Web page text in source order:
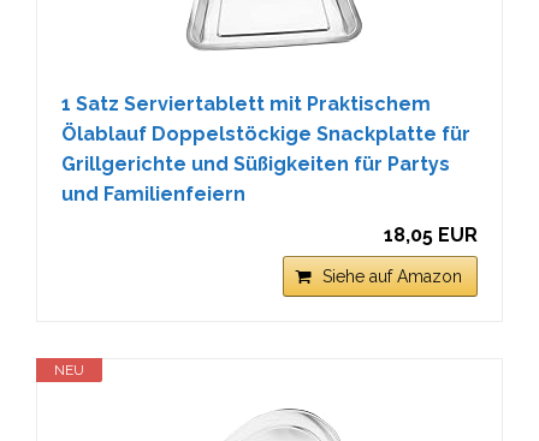
1 Satz Serviertablett mit Praktischem
Ölablauf Doppelstöckige Snackplatte für
Grillgerichte und Süßigkeiten für Partys
und Familienfeiern
18,05 EUR
Siehe auf Amazon
NEU